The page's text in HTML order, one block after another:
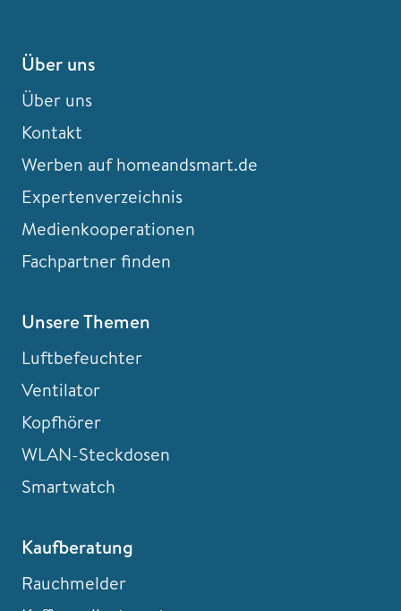
Über uns
Über uns
Kontakt
Werben auf homeandsmart.de
Expertenverzeichnis
Medienkooperationen
Fachpartner finden
Unsere Themen
Luftbefeuchter
Ventilator
Kopfhörer
WLAN-Steckdosen
Smartwatch
Kaufberatung
Rauchmelder